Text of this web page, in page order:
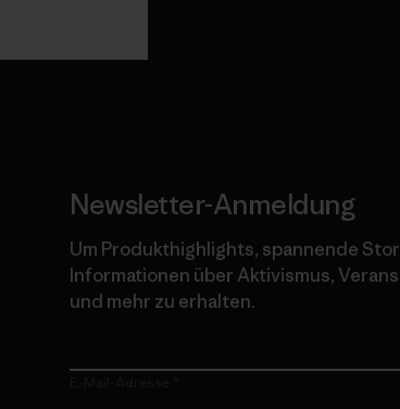
Newsletter-Anmeldung
Um Produkthighlights, spannende
Informationen über Aktivismus,
und mehr zu erhalten.